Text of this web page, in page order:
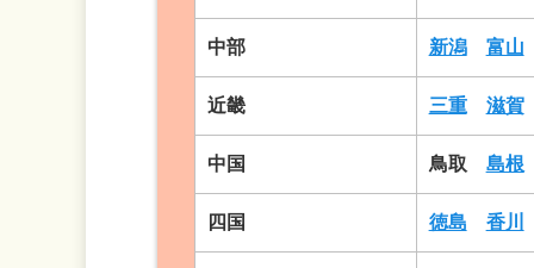
中部 新潟 富山
近畿 三重 滋賀
中国 鳥取 島根
四国 徳島 香川